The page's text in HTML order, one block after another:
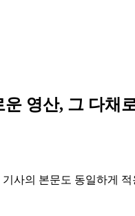
영산, 그 다채
사의 본문도 동일하게 적